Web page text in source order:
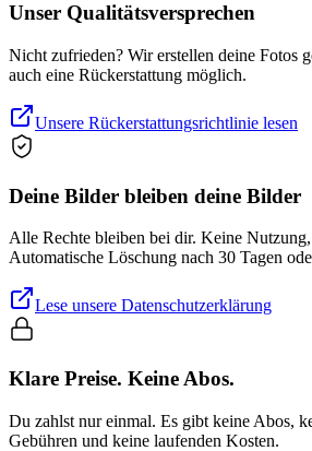
Unser Qualitätsversprechen
Nicht zufrieden? Wir erstellen deine Fotos
auch eine Rückerstattung möglich.
Unsere Rückerstattungsrichtlinie lesen
Deine Bilder bleiben deine Bilder
Alle Rechte bleiben bei dir. Keine
Automatische Löschung nach 30 Tagen
Lese unsere Datenschutzerklärung
Klare Preise. Keine Abos.
Du zahlst nur einmal. Es gibt keine Abos,
Gebühren und keine laufenden Kosten.